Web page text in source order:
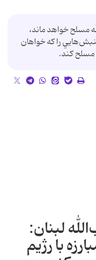
مسلح خواهد ماند،
را كه خواهان
مسلح كند.
لبنان:
با رژيم